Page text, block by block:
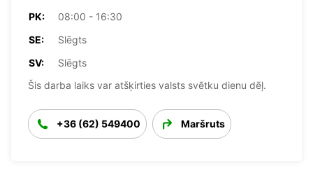
PK:
08:00 - 16:30
SE:
Slēgts
SV:
Slēgts
Šis darba laiks var atšķirties valsts svētku dienu dēļ.
+36 (62) 549400 Maršruts